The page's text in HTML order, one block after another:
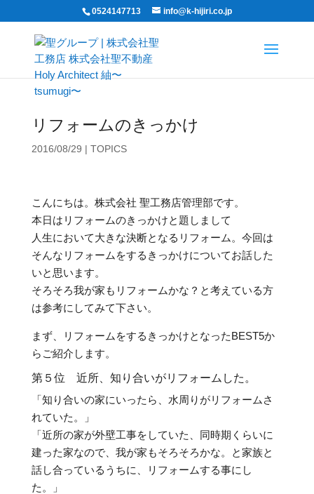
0524147713 info@k-hijiri.co.jp
リフォームのきっかけ
2016/08/29 | TOPICS
こんにちは。株式会社 聖工務店管理部です。
本日はリフォームのきっかけと題しまして
人生において大きな決断となるリフォーム。今回は
そんなリフォームをするきっかけについてお話した
いと思います。
そろそろ我が家もリフォームかな？と考えている方
は参考にしてみて下さい。
まず、リフォームをするきっかけとなったBEST5か
らご紹介します。
第５位 近所、知り合いがリフォームした。
「知り合いの家にいったら、水周りがリフォームさ
れていた。」
「近所の家が外壁工事をしていた、同時期くらいに
建った家なので、我が家もそろそろかな。と家族と
話し合っているうちに、リフォームする事にし
た。」